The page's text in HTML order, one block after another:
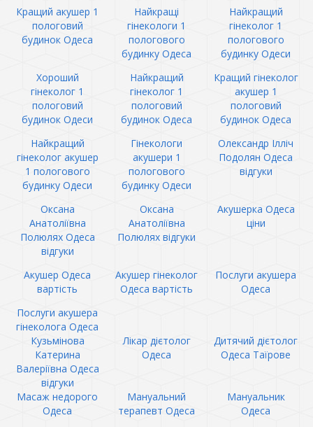
Кращий акушер 1
пологовий
будинок Одеса
Найкращі
гінекологи 1
пологового
будинку Одеса
Найкращий
гінеколог 1
пологового
будинку Одеси
Хороший
гінеколог 1
пологовий
будинок Одеси
Найкращий
гінеколог 1
пологовий
будинок Одеса
Кращий гінеколог
акушер 1
пологовий
будинок Одеса
Найкращий
гінеколог акушер
1 пологового
будинку Одеси
Гінекологи
акушери 1
пологового
будинку Одеси
Олександр Ілліч
Подолян Одеса
відгуки
Оксана
Анатоліївна
Полюлях Одеса
відгуки
Оксана
Анатоліївна
Полюлях відгуки
Акушерка Одеса
ціни
Акушер Одеса
вартість
Акушер гінеколог
Одеса вартість
Послуги акушера
Одеса
Послуги акушера
гінеколога Одеса
Кузьмінова
Катерина
Валеріївна Одеса
відгуки
Лікар дієтолог
Одеса
Дитячий дієтолог
Одеса Таїрове
Масаж недорого
Одеса
Мануальний
терапевт Одеса
Мануальник
Одеса